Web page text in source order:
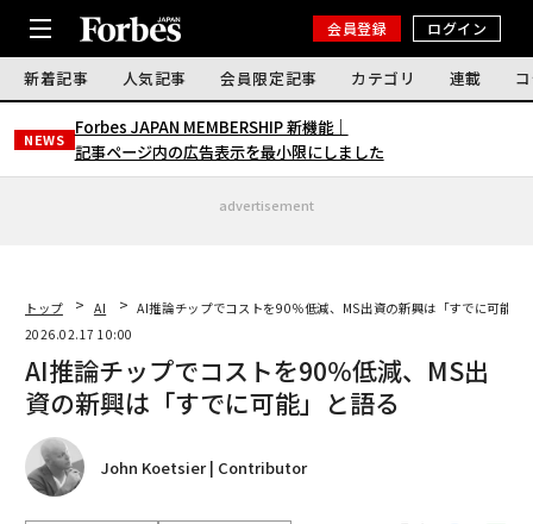
会員登録 ログイン
新着記事 人気記事 会員限定記事 カテゴリ 連載
NEWS
Forbes JAPAN MEMBERSHIP 新機能｜
記事ページ内の広告表示を最小限にしました
advertisement
トップ AI
AI推論チップでコストを90％低減、MS出資の新興は「すでに可能」
2026.02.17 10:00
AI推論チップでコストを90％低減、MS出
資の新興は「すでに可能」と語る
John Koetsier | Contributor